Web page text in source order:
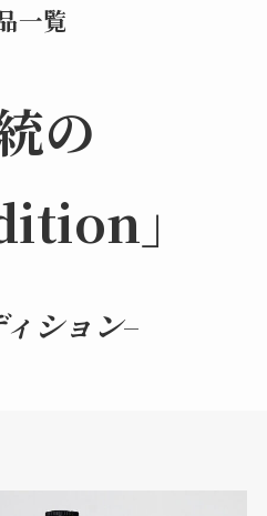
一覧
の
」
ィション–